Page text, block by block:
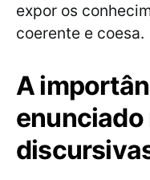
expor os
coerente e coesa.
A
enunciado